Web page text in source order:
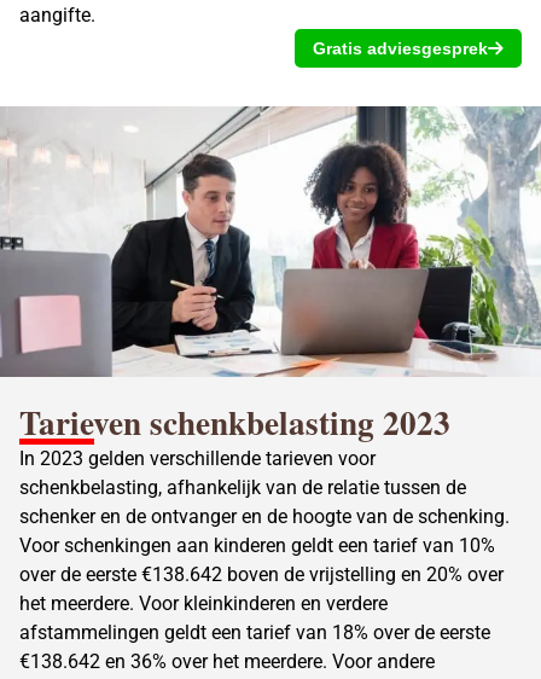
aangifte.
Gratis adviesgesprek
Tarieven schenkbelasting 2023
In 2023 gelden verschillende tarieven voor
schenkbelasting, afhankelijk van de relatie tussen de
schenker en de ontvanger en de hoogte van de schenking.
Voor schenkingen aan kinderen geldt een tarief van 10%
over de eerste €138.642 boven de vrijstelling en 20% over
het meerdere. Voor kleinkinderen en verdere
afstammelingen geldt een tarief van 18% over de eerste
€138.642 en 36% over het meerdere. Voor andere